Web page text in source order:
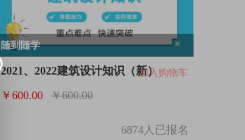
随到随学
2021、2022建筑设计知识（新）
加入购物车
￥600.00 ￥600.00
6874人已报名